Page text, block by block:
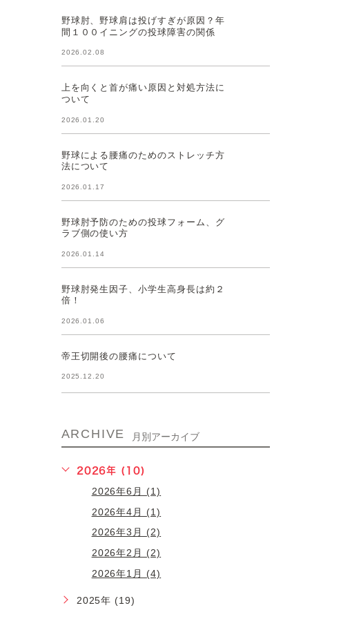
野球肘、野球肩は投げすぎが原因？年
間１００イニングの投球障害の関係
2026.02.08
上を向くと首が痛い原因と対処方法に
ついて
2026.01.20
野球による腰痛のためのストレッチ方
法について
2026.01.17
野球肘予防のための投球フォーム、グ
ラブ側の使い方
2026.01.14
野球肘発生因子、小学生高身長は約２
倍！
2026.01.06
帝王切開後の腰痛について
2025.12.20
ARCHIVE 月別アーカイブ
2026年 (10)
2026年6月 (1)
2026年4月 (1)
2026年3月 (2)
2026年2月 (2)
2026年1月 (4)
2025年 (19)